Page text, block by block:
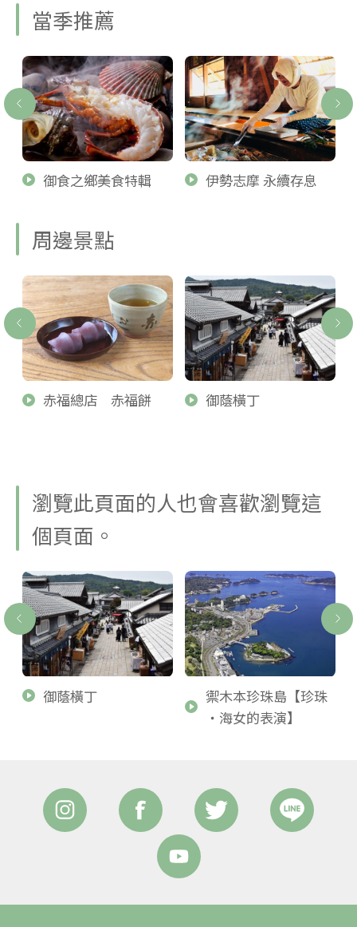
當季推薦
御食之鄉美食特輯 伊勢志摩 永續存息
周邊景點
赤福總店 赤福餅 御蔭橫丁
瀏覽此頁面的人也會喜歡瀏覽這
個頁面。
御蔭橫丁
禦木本珍珠島【珍珠
・海女的表演】